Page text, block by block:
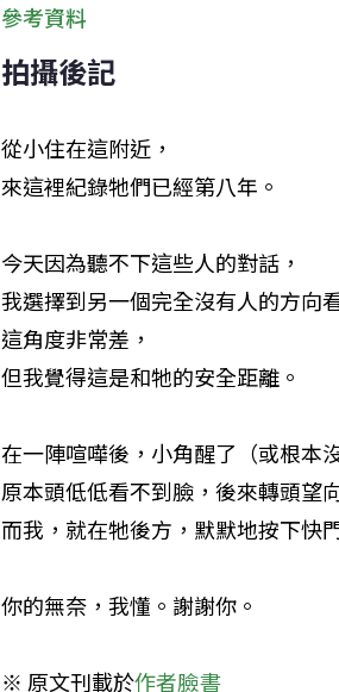
參考資料
拍攝後記
從小住在這附近，
來這裡紀錄牠們已經第八年。
今天因為聽不下這些人的對話，
我選擇到另一個完全沒有人的方向
這角度非常差，
但我覺得這是和牠的安全距離。
在一陣喧嘩後，小角醒了（或根本沒
原本頭低低看不到臉，後來轉頭望
而我，就在牠後方，默默地按下快
你的無奈，我懂。謝謝你。
※ 原文刊載於作者臉書